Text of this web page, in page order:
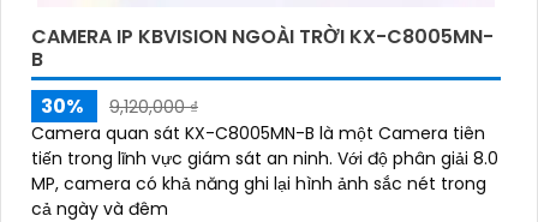
CAMERA IP KBVISION NGOÀI TRỜI KX-C8005MN-
B
30%
9,120,000 ₫
Camera quan sát KX-C8005MN-B là một Camera tiên
tiến trong lĩnh vực giám sát an ninh. Với độ phân giải 8.0
MP, camera có khả năng ghi lại hình ảnh sắc nét trong
cả ngày và đêm